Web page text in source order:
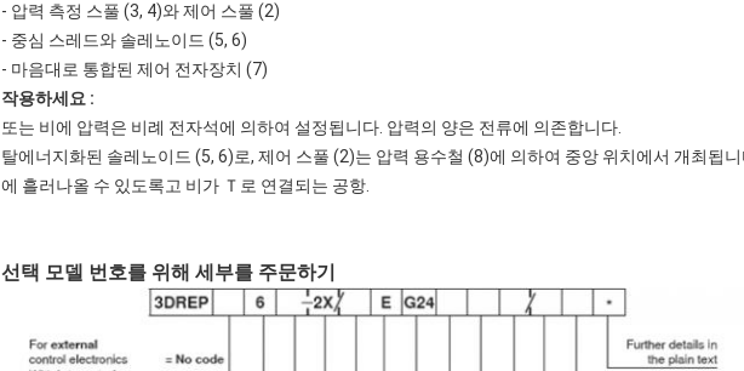
- 압력 측정 스풀 (3, 4)와 제어 스풀 (2)
- 중심 스레드와 솔레노이드 (5, 6)
- 마음대로 통합된 제어 전자장치 (7)
작용하세요 :
또는 비에 압력은 비례 전자석에 의하여 설정됩니다. 압력의 양은 전류에 의존합니다.
탈에너지화된 솔레노이드 (5, 6)로, 제어 스풀 (2)는 압력 용수철 (8)에 의하여 중앙 위치에서 개최됩
에 흘러나올 수 있도록고 비가 Ｔ로 연결되는 공항.
선택 모델 번호를 위해 세부를 주문하기